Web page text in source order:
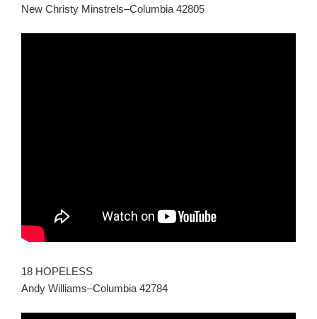
New Christy Minstrels–Columbia 42805
18 HOPELESS
Andy Williams–Columbia 42784